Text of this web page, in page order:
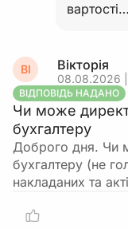
вартості…
ВІ Вікторія
08.08.2026
ВІДПОВІДЬ НАДАНО
Чи може
бухгалтеру
Доброго дня. Чи
бухгалтеру (не
накладаних та